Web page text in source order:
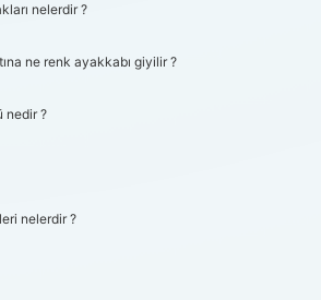
nelerdir ?
ne renk ayakkabı giyilir ?
nedir ?
nelerdir ?